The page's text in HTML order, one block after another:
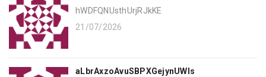
hWDFQNUsthUrjRJkKE
21/07/2026
aLbrAxzoAvuSBPXGejynUWIs